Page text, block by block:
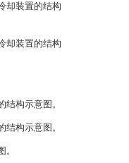
却装置的结构
却装置的结构
构示意图。
构示意图。